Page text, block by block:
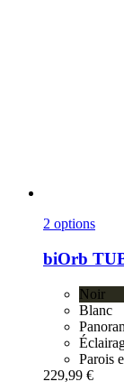
2 options
biOrb
Noir
Blanc
Parois
229,99 €